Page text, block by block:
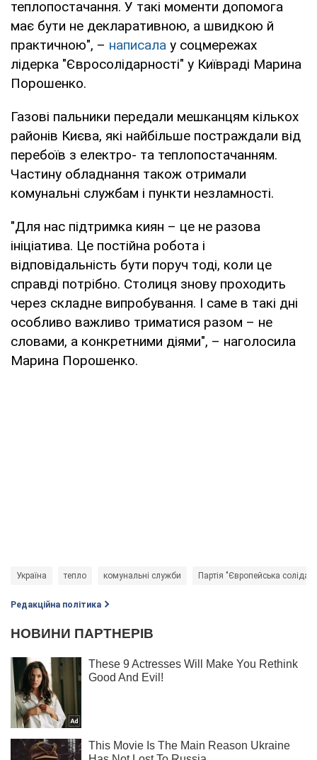
теплопостачання. У такі моменти допомога
має бути не декларативною, а швидкою й
практичною", – написала у соцмережах
лідерка "Євросолідарності" у Київраді Марина
Порошенко.
Газові пальники передали мешканцям кількох
районів Києва, які найбільше постраждали від
перебоїв з електро- та теплопостачанням.
Частину обладнання також отримали
комунальні службам і пункти незламності.
"Для нас підтримка киян – це не разова
ініціатива. Це постійна робота і
відповідальність бути поруч тоді, коли це
справді потрібно. Столиця знову проходить
через складне випробування. І саме в такі дні
особливо важливо триматися разом – не
словами, а конкретними діями", – наголосила
Марина Порошенко.
Україна тепло комунальні служби Партія "Європейська
Редакційна політика